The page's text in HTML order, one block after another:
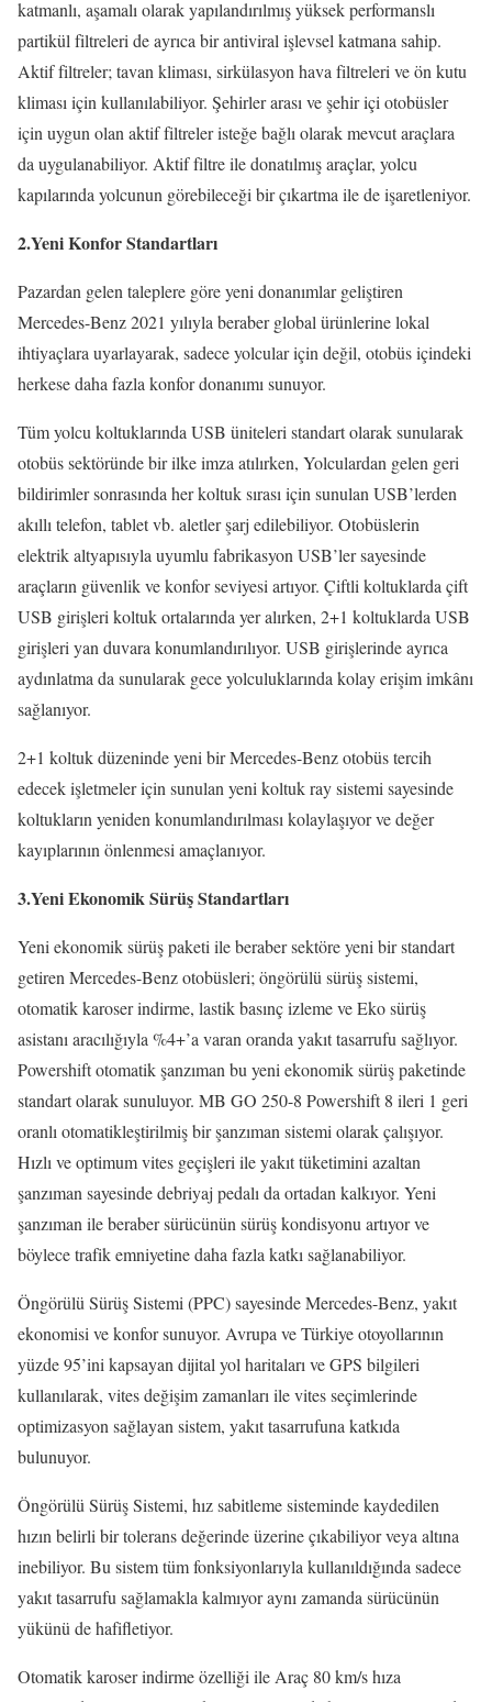
katmanlı, aşamalı olarak yapılandırılmış yüksek performanslı
partikül filtreleri de ayrıca bir antiviral işlevsel katmana sahip.
Aktif filtreler; tavan kliması, sirkülasyon hava filtreleri ve ön kutu
kliması için kullanılabiliyor. Şehirler arası ve şehir içi otobüsler
için uygun olan aktif filtreler isteğe bağlı olarak mevcut araçlara
da uygulanabiliyor. Aktif filtre ile donatılmış araçlar, yolcu
kapılarında yolcunun görebileceği bir çıkartma ile de işaretleniyor.
2.Yeni Konfor Standartları
Pazardan gelen taleplere göre yeni donanımlar geliştiren
Mercedes-Benz 2021 yılıyla beraber global ürünlerine lokal
ihtiyaçlara uyarlayarak, sadece yolcular için değil, otobüs içindeki
herkese daha fazla konfor donanımı sunuyor.
Tüm yolcu koltuklarında USB üniteleri standart olarak sunularak
otobüs sektöründe bir ilke imza atılırken, Yolculardan gelen geri
bildirimler sonrasında her koltuk sırası için sunulan USB’lerden
akıllı telefon, tablet vb. aletler şarj edilebiliyor. Otobüslerin
elektrik altyapısıyla uyumlu fabrikasyon USB’ler sayesinde
araçların güvenlik ve konfor seviyesi artıyor. Çiftli koltuklarda çift
USB girişleri koltuk ortalarında yer alırken, 2+1 koltuklarda USB
girişleri yan duvara konumlandırılıyor. USB girişlerinde ayrıca
aydınlatma da sunularak gece yolculuklarında kolay erişim imkânı
sağlanıyor.
2+1 koltuk düzeninde yeni bir Mercedes-Benz otobüs tercih
edecek işletmeler için sunulan yeni koltuk ray sistemi sayesinde
koltukların yeniden konumlandırılması kolaylaşıyor ve değer
kayıplarının önlenmesi amaçlanıyor.
3.Yeni Ekonomik Sürüş Standartları
Yeni ekonomik sürüş paketi ile beraber sektöre yeni bir standart
getiren Mercedes-Benz otobüsleri; öngörülü sürüş sistemi,
otomatik karoser indirme, lastik basınç izleme ve Eko sürüş
asistanı aracılığıyla %4+’a varan oranda yakıt tasarrufu sağlıyor.
Powershift otomatik şanzıman bu yeni ekonomik sürüş paketinde
standart olarak sunuluyor. MB GO 250-8 Powershift 8 ileri 1 geri
oranlı otomatikleştirilmiş bir şanzıman sistemi olarak çalışıyor.
Hızlı ve optimum vites geçişleri ile yakıt tüketimini azaltan
şanzıman sayesinde debriyaj pedalı da ortadan kalkıyor. Yeni
şanzıman ile beraber sürücünün sürüş kondisyonu artıyor ve
böylece trafik emniyetine daha fazla katkı sağlanabiliyor.
Öngörülü Sürüş Sistemi (PPC) sayesinde Mercedes-Benz, yakıt
ekonomisi ve konfor sunuyor. Avrupa ve Türkiye otoyollarının
yüzde 95’ini kapsayan dijital yol haritaları ve GPS bilgileri
kullanılarak, vites değişim zamanları ile vites seçimlerinde
optimizasyon sağlayan sistem, yakıt tasarrufuna katkıda
bulunuyor.
Öngörülü Sürüş Sistemi, hız sabitleme sisteminde kaydedilen
hızın belirli bir tolerans değerinde üzerine çıkabiliyor veya altına
inebiliyor. Bu sistem tüm fonksiyonlarıyla kullanıldığında sadece
yakıt tasarrufu sağlamakla kalmıyor aynı zamanda sürücünün
yükünü de hafifletiyor.
Otomatik karoser indirme özelliği ile Araç 80 km/s hıza